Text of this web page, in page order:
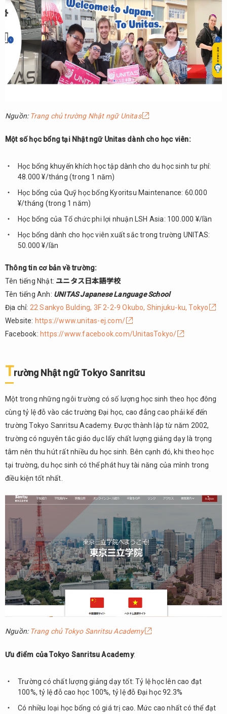
Nguồn: Trang chủ trường Nhật ngữ Unitas
Một số học bổng tại Nhật ngữ Unitas dành cho học viên:
Học bổng khuyến khích học tập dành cho du học sinh tư phí:
48.000 ¥/tháng (trong 1 năm)
Học bổng của Quỹ học bổng Kyoritsu Maintenance: 60.000
¥/tháng (trong 1 năm)
Học bổng của Tổ chức phi lợi nhuận LSH Asia: 100.000 ¥/lần
Học bổng dành cho học viên xuất sắc trong trường UNITAS:
50.000 ¥/lần
Thông tin cơ bản về trường:
Tên tiếng Nhật: ユニタス日本語学校
Tên tiếng Anh: UNITAS Japanese Language School
Địa chỉ: 22 Sankyo Bulding, 3F 2-2-9 Okubo, Shinjuku-ku, Tokyo
Website: https://www.unitas-ej.com/
Facebook: https://www.facebook.com/UnitasTokyo/
Trường Nhật ngữ Tokyo Sanritsu
Một trong những ngôi trường có số lượng học sinh theo học đông
cùng tỷ lệ đỗ vào các trường Đại học, cao đẳng cao phải kể đến
trường Tokyo Sanritsu Academy. Được thành lập từ năm 2002,
trường có nguyên tắc giáo dục lấy chất lượng giảng dạy là trọng
tâm nên thu hút rất nhiều du học sinh. Bên cạnh đó, khi theo học
tại trường, du học sinh có thể phát huy tài năng của mình trong
điều kiện tốt nhất.
Nguồn: Trang chủ Tokyo Sanritsu Academy
Ưu điểm của Tokyo Sanritsu Academy:
Trường có chất lượng giảng dạy tốt: Tỷ lệ học lên cao đạt
100%, tỷ lệ đỗ cao học 100%, tỷ lệ đỗ Đại học 92.3%
Có nhiều loại học bổng có giá trị cao. Mức cao nhất có thể đạt